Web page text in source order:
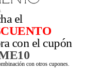
el
con el cupón
con otros cupones.